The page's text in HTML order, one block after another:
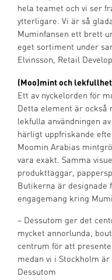
hela teamet och vi ser
ytterligare. Vi är så
Muminfansen ett brett
eget sortiment under
Elvinsson, Retail
(Moo)mint och
Ett av nyckelorden för
Detta element är också
lekfulla användningen
härligt uppfriskande
Moomin Arabias
vara exakt. Samma
produkttaggar,
Butikerna är designade
engagemang kring
– Dessutom ger det
mycket annorlunda,
centrum för att
medan vi i Stockholm
Dessutom